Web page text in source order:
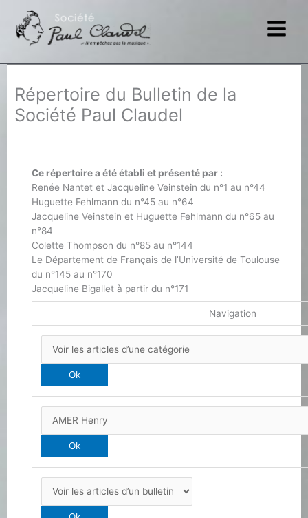
contenu
Répertoire du Bulletin de la
Société Paul Claudel
Ce répertoire a été établi et présenté par :
Renée Nantet et Jacqueline Veinstein du n°1 au n°44
Huguette Fehlmann du n°45 au n°64
Jacqueline Veinstein et Huguette Fehlmann du n°65 au
n°84
Colette Thompson du n°85 au n°144
Le Département de Français de l’Université de Toulouse
du n°145 au n°170
Jacqueline Bigallet à partir du n°171
Navigation